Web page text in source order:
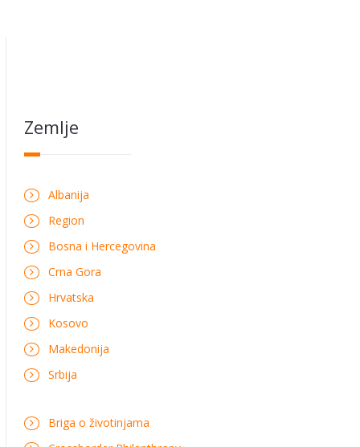
Zemlje
Albanija
Region
Bosna i Hercegovina
Crna Gora
Hrvatska
Kosovo
Makedonija
Srbija
Briga o životinjama